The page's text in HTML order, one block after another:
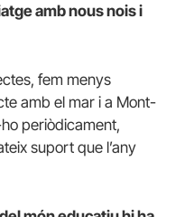
amb nous nois i
fem menys
amb el mar i a Mont-
periòdicament,
suport que l’any